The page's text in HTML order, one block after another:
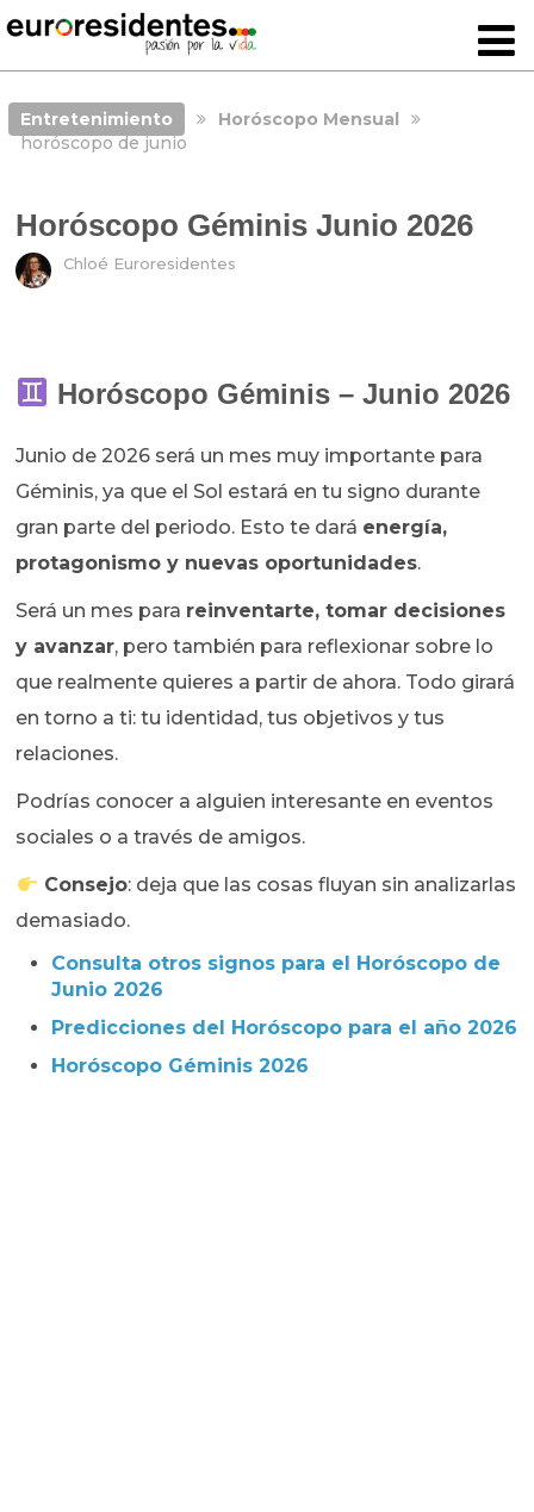
Entretenimiento
Horóscopo Mensual
horóscopo de junio
Horóscopo Géminis Junio 2026
Chloé Euroresidentes
Horóscopo Géminis– Junio 2026
Junio de 2026 será un mes muy importante para
Géminis, ya que el Sol estará en tu signo durante
gran parte del periodo. Esto te dará energía,
protagonismo y nuevas oportunidades.
Será un mes para reinventarte, tomar decisiones
y avanzar, pero también para reflexionar sobre lo
que realmente quieres a partir de ahora. Todo girará
en torno a ti: tu identidad, tus objetivos y tus
relaciones.
Podrías conocer a alguien interesante en eventos
sociales o a través de amigos.
Consejo: deja que las cosas fluyan sin analizarlas
demasiado.
Consulta otros signos para el Horóscopo de
Junio 2026
Predicciones del Horóscopo para el año 2026
Horóscopo Géminis 2026